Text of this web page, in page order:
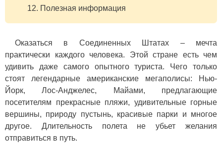
Полезная информация
Оказаться в Соединенных Штатах – мечта
практически каждого человека. Этой стране есть чем
удивить даже самого опытного туриста. Чего только
стоят легендарные американские мегаполисы: Нью-
Йорк, Лос-Анджелес, Майами, предлагающие
посетителям прекрасные пляжи, удивительные горные
вершины, природу пустынь, красивые парки и многое
другое. Длительность полета не убьет желания
отправиться в путь.